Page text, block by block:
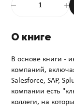
О книге
В основе книги -
компаний,
Salesforce, SAP,
компании есть
коллеги, на